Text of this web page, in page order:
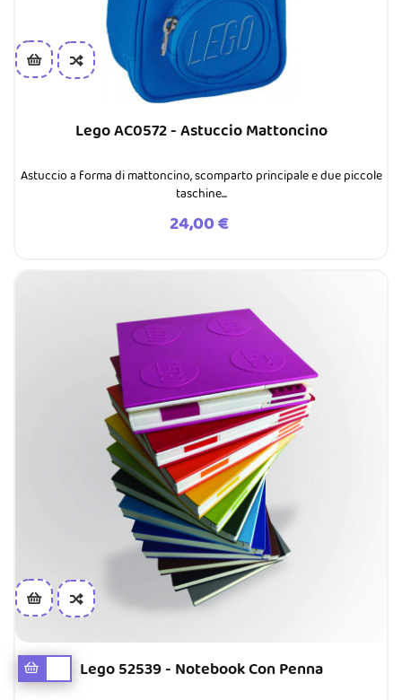
Lego AC0572 - Astuccio Mattoncino
Astuccio a forma di mattoncino, scomparto principale e due piccole
taschine...
Prezzo
24,00 €
Lego 52539 - Notebook Con Penna